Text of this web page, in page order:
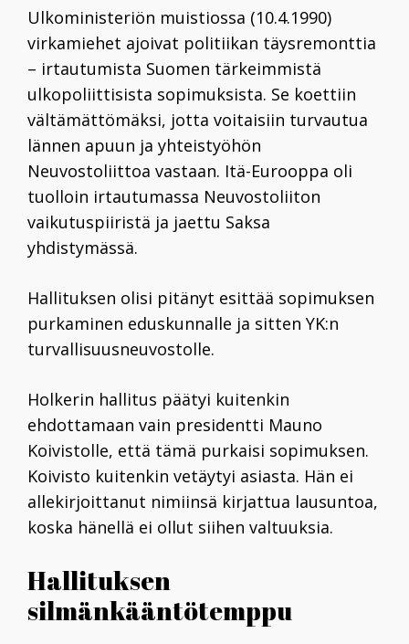
Ulkoministeriön muistiossa (10.4.1990)
virkamiehet ajoivat politiikan täysremonttia
– irtautumista Suomen tärkeimmistä
ulkopoliittisista sopimuksista. Se koettiin
vältämättömäksi, jotta voitaisiin turvautua
lännen apuun ja yhteistyöhön
Neuvostoliittoa vastaan. Itä-Eurooppa oli
tuolloin irtautumassa Neuvostoliiton
vaikutuspiiristä ja jaettu Saksa
yhdistymässä.
Hallituksen olisi pitänyt esittää sopimuksen
purkaminen eduskunnalle ja sitten YK:n
turvallisuusneuvostolle.
Holkerin hallitus päätyi kuitenkin
ehdottamaan vain presidentti Mauno
Koivistolle, että tämä purkaisi sopimuksen.
Koivisto kuitenkin vetäytyi asiasta. Hän ei
allekirjoittanut nimiinsä kirjattua lausuntoa,
koska hänellä ei ollut siihen valtuuksia.
Hallituksen
silmänkääntötemppu